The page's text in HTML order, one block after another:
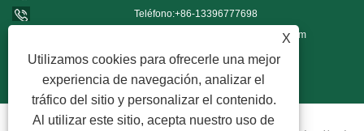
Teléfono:+86-13396777698
mushroomgrowbag@163.com
X
Utilizamos cookies para ofrecerle una mejor
experiencia de navegación, analizar el
tráfico del sitio y personalizar el contenido.
Al utilizar este sitio, acepta nuestro uso de